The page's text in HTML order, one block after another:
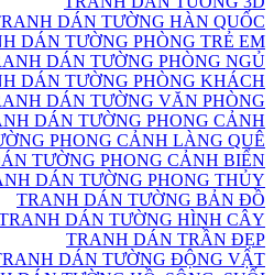
DÁN TƯỜNG HÀN QUỐC
DÁN TƯỜNG PHÒNG TRẺ EM
DÁN TƯỜNG PHÒNG NGỦ
DÁN TƯỜNG PHÒNG KHÁCH
DÁN TƯỜNG VĂN PHÒNG
DÁN TƯỜNG PHONG CẢNH
PHONG CẢNH LÀNG QUÊ
TƯỜNG PHONG CẢNH BIỂN
DÁN TƯỜNG PHONG THỦY
TRANH DÁN TƯỜNG BẢN ĐỒ
DÁN TƯỜNG HÌNH CÂY
TRANH DÁN TRẦN ĐẸP
DÁN TƯỜNG ĐỘNG VẬT